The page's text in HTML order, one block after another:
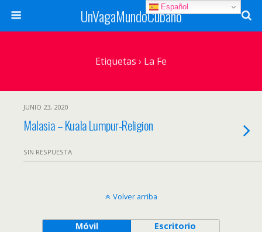
UnVagaMundoCubano
Etiquetas › La Fe
JUNIO 23, 2020
Malasia – Kuala Lumpur-Religion
SIN RESPUESTA
Volver arriba
Móvil Escritorio
Español